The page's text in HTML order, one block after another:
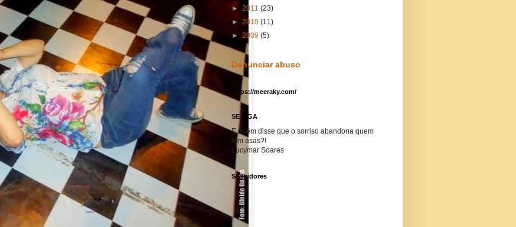
► 2011 (23)
► 2010 (11)
► 2009 (5)
Denunciar abuso
https://meeraky.com/
SE LIGA
E quem disse que o sorriso abandona quem
tem asas?!
Lucymar Soares
Seguidores